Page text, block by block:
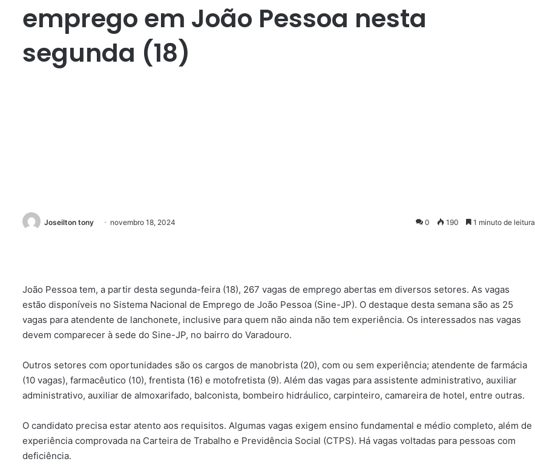
emprego em João Pessoa nesta
segunda (18)
Joseilton tony novembro 18, 2024 0 190 1 minuto de leitura
João Pessoa tem, a partir desta segunda-feira (18), 267 vagas de emprego abertas em diversos setores. As vagas
estão disponíveis no Sistema Nacional de Emprego de João Pessoa (Sine-JP). O destaque desta semana são as 25
vagas para atendente de lanchonete, inclusive para quem não ainda não tem experiência. Os interessados nas vagas
devem comparecer à sede do Sine-JP, no bairro do Varadouro.
Outros setores com oportunidades são os cargos de manobrista (20), com ou sem experiência; atendente de farmácia
(10 vagas), farmacêutico (10), frentista (16) e motofretista (9). Além das vagas para assistente administrativo, auxiliar
administrativo, auxiliar de almoxarifado, balconista, bombeiro hidráulico, carpinteiro, camareira de hotel, entre outras.
O candidato precisa estar atento aos requisitos. Algumas vagas exigem ensino fundamental e médio completo, além de
experiência comprovada na Carteira de Trabalho e Previdência Social (CTPS). Há vagas voltadas para pessoas com
deficiência.